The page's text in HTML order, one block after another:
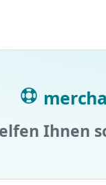
Ihnen